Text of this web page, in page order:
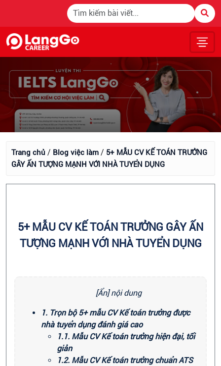
Trang chủ / Blog việc làm / 5+ MẪU CV KẾ TOÁN TRƯỞNG
GÂY ẤN TƯỢNG MẠNH VỚI NHÀ TUYỂN DỤNG
5+ MẪU CV KẾ TOÁN TRƯỞNG GÂY ẤN
TƯỢNG MẠNH VỚI NHÀ TUYỂN DỤNG
[Ẩn] nội dung
1. Trọn bộ 5+ mẫu CV Kế toán trưởng được
nhà tuyển dụng đánh giá cao
1.1. Mẫu CV Kế toán trưởng hiện đại, tối
giản
1.2. Mẫu CV Kế toán trưởng chuẩn ATS